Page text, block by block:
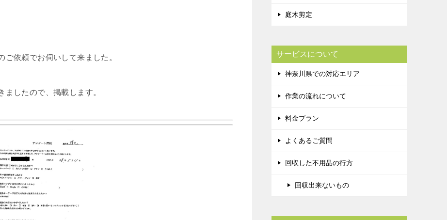
依頼でお伺いして来ました。
したので、掲載します。
庭木剪定
サービスについて
神奈川県での対応エリア
作業の流れについて
料金プラン
よくあるご質問
回収した不用品の行方
回収出来ないもの